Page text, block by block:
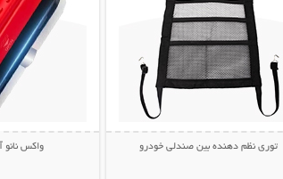
توری نظم دهنده بین صندلی خودرو واکس نانو